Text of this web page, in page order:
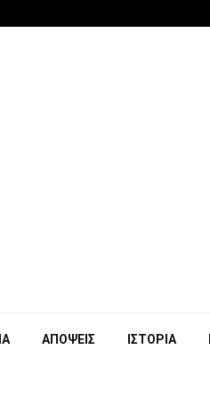
ΑΠΟΨΕΙΣ ΙΣΤΟΡΙΑ